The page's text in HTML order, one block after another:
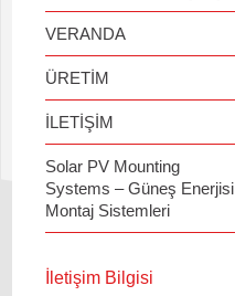
VERANDA
ÜRETİM
İLETİŞİM
Solar PV Mounting
Systems – Güneş Enerjisi
Montaj Sistemleri
İletişim Bilgisi